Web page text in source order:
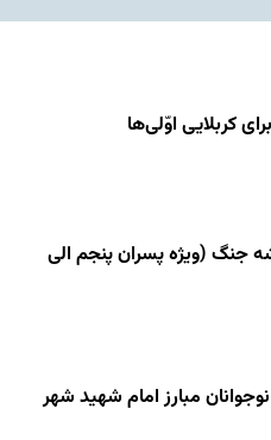
کربلایی اوّلی‌ها
جنگ (ویژه پسران پنجم الی
مبارز امام شهید شهر